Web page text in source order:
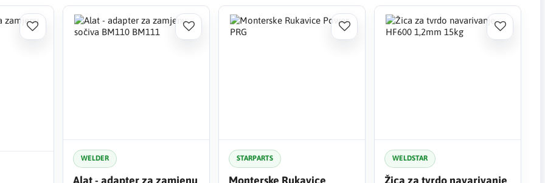
WELDER
Alat - adapter za zamjenu
STARPARTS
Monterske Rukavice
WELDSTAR
Žica za tvrdo navarivanje